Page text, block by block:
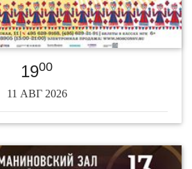
1900
11 АВГ 2026